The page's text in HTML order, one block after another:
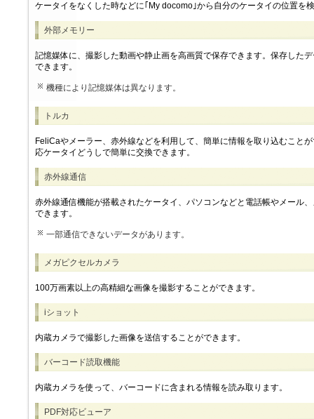
ケータイをなくした時などに｢My docomo｣から自分のケータイの位置を
外部メモリー
記憶媒体に、撮影した動画や静止画を高画質で保存できます。保存した
できます。
機種により記憶媒体は異なります。
トルカ
FeliCaやメーラー、赤外線などを利用して、簡単に情報を取り込むこと
応ケータイどうしで簡単に交換できます。
赤外線通信
赤外線通信機能が搭載されたケータイ、パソコンなどと電話帳やメール
できます。
一部通信できないデータがあります。
メガピクセルカメラ
100万画素以上の高精細な画像を撮影することができます。
iショット
内蔵カメラで撮影した画像を送信することができます。
バーコード読取機能
内蔵カメラを使って、バーコードに含まれる情報を読み取ります。
PDF対応ビューア